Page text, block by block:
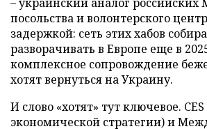
посольства и волонтерского
задержкой: сеть этих хабов
разворачивать в Европе еще в
комплексное сопровождение
хотят вернуться на Украину.
И слово «хотят» тут ключевое.
экономической стратегии) и